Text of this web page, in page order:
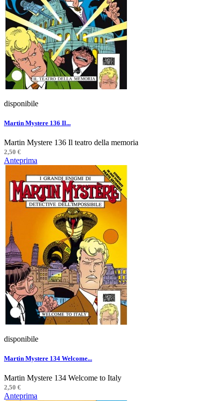
disponibile
Martin Mystere 136 Il...
Martin Mystere 136 Il teatro della memoria
2,50 €
Anteprima
disponibile
Martin Mystere 134 Welcome...
Martin Mystere 134 Welcome to Italy
2,50 €
Anteprima